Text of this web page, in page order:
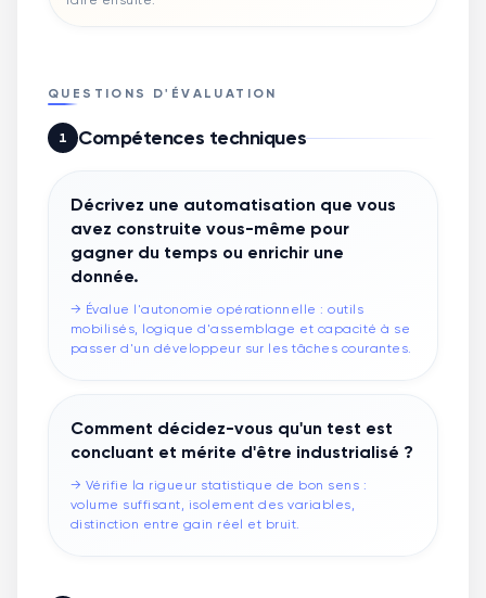
QUESTIONS D'ÉVALUATION
1 Compétences techniques
Décrivez une automatisation que vous
avez construite vous-même pour
gagner du temps ou enrichir une
donnée.
→ Évalue l'autonomie opérationnelle : outils
mobilisés, logique d'assemblage et capacité à se
passer d'un développeur sur les tâches courantes.
Comment décidez-vous qu'un test est
concluant et mérite d'être industrialisé ?
→ Vérifie la rigueur statistique de bon sens :
volume suffisant, isolement des variables,
distinction entre gain réel et bruit.